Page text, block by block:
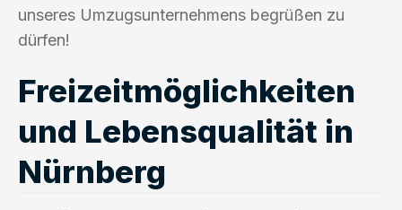
unseres Umzugsunternehmens begrüßen zu
dürfen!
Freizeitmöglichkeiten
und Lebensqualität in
Nürnberg